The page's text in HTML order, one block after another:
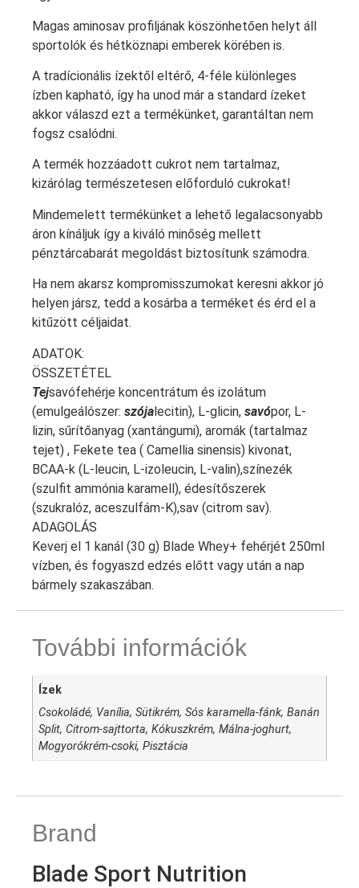
Magas aminosav profiljának köszönhetően helyt áll
sportolók és hétköznapi emberek körében is.
A tradícionális ízektől eltérő, 4-féle különleges
ízben kapható, így ha unod már a standard ízeket
akkor válaszd ezt a termékünket, garantáltan nem
fogsz csalódni.
A termék hozzáadott cukrot nem tartalmaz,
kizárólag természetesen előforduló cukrokat!
Mindemelett termékünket a lehető legalacsonyabb
áron kínáljuk így a kiváló minőség mellett
pénztárcabarát megoldást biztosítunk számodra.
Ha nem akarsz kompromisszumokat keresni akkor jó
helyen jársz, tedd a kosárba a terméket és érd el a
kitűzött céljaidat.
ADATOK:
ÖSSZETÉTEL
Tejsavófehérje koncentrátum és izolátum
(emulgeálószer: szójalecitin), L-glicin, savópor, L-
lizin, sűrítőanyag (xantángumi), aromák (tartalmaz
tejet) , Fekete tea ( Camellia sinensis) kivonat,
BCAA-k (L-leucin, L-izoleucin, L-valin),színezék
(szulfit ammónia karamell), édesítőszerek
(szukralóz, aceszulfám-K),sav (citrom sav).
ADAGOLÁS
Keverj el 1 kanál (30 g) Blade Whey+ fehérjét 250ml
vízben, és fogyaszd edzés előtt vagy után a nap
bármely szakaszában.
További információk
Ízek
Csokoládé, Vanília, Sütikrém, Sós karamella-fánk, Banán
Split, Citrom-sajttorta, Kókuszkrém, Málna-joghurt,
Mogyorókrém-csoki, Pisztácia
Brand
Blade Sport Nutrition